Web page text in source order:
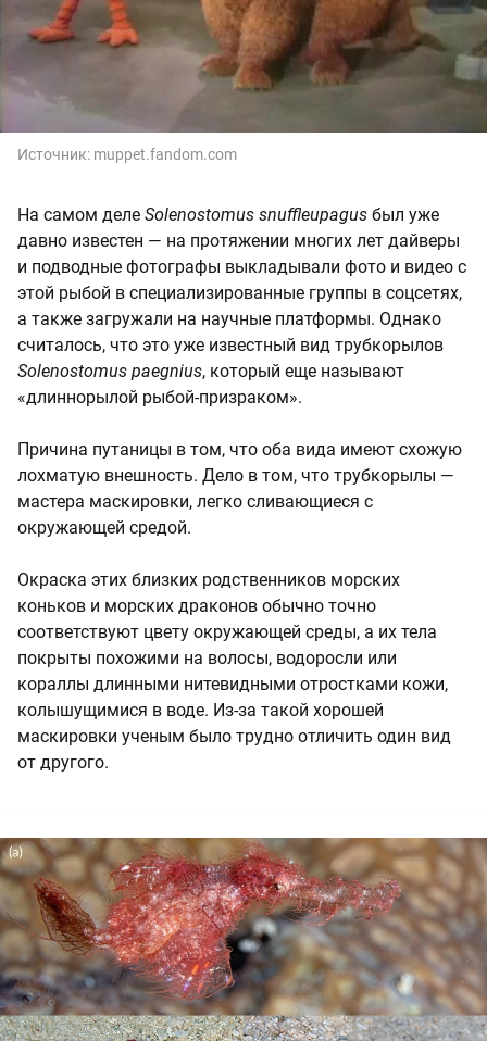
Источник: muppet.fandom.com
На самом деле Solenostomus snuffleupagus был уже
давно известен — на протяжении многих лет дайверы
и подводные фотографы выкладывали фото и видео с
этой рыбой в специализированные группы в соцсетях,
а также загружали на научные платформы. Однако
считалось, что это уже известный вид трубкорылов
Solenostomus paegnius, который еще называют
«длиннорылой рыбой-призраком».
Причина путаницы в том, что оба вида имеют схожую
лохматую внешность. Дело в том, что трубкорылы —
мастера маскировки, легко сливающиеся с
окружающей средой.
Окраска этих близких родственников морских
коньков и морских драконов обычно точно
соответствуют цвету окружающей среды, а их тела
покрыты похожими на волосы, водоросли или
кораллы длинными нитевидными отростками кожи,
колышущимися в воде. Из-за такой хорошей
маскировки ученым было трудно отличить один вид
от другого.